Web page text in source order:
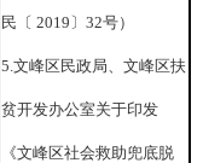
民〔 2019〕32号）
5.文峰区民政局、文峰区扶
贫开发办公室关于印发
《文峰区社会救助兜底脱